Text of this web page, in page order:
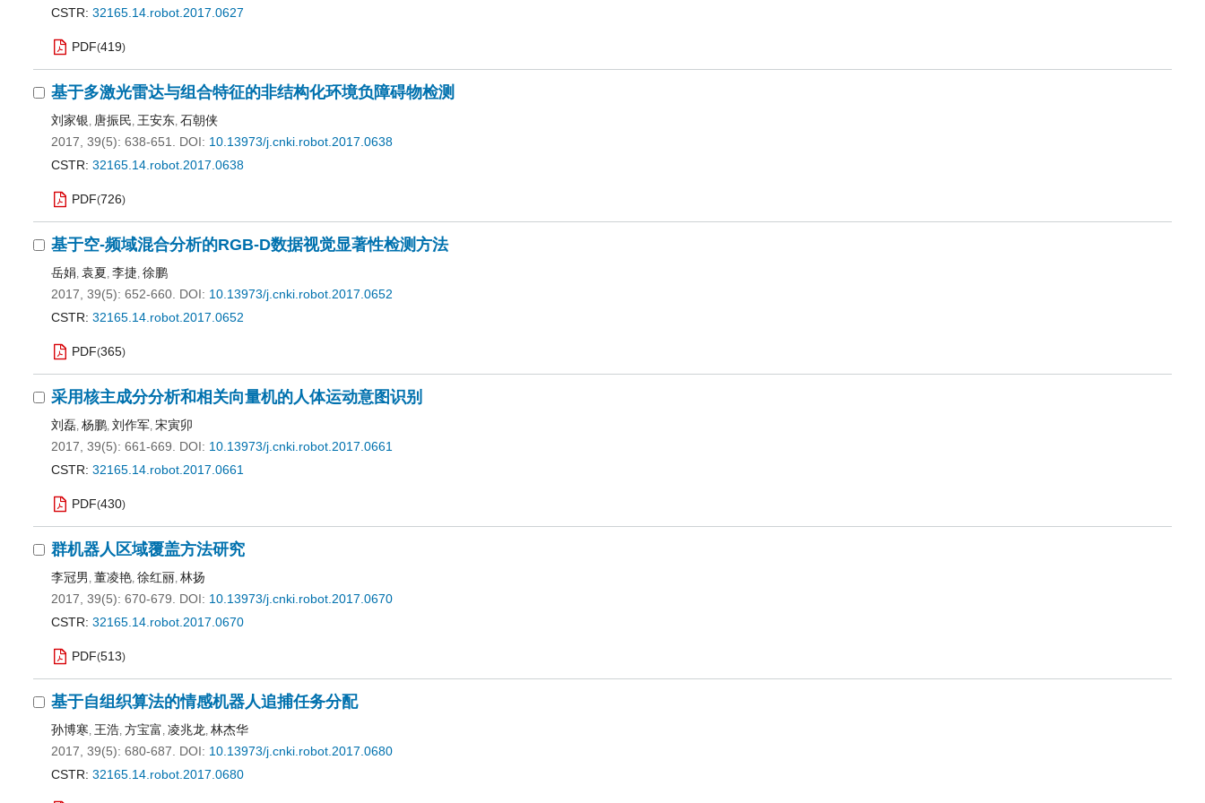
CSTR: 32165.14.robot.2017.0627
PDF(419)
基于多激光雷达与组合特征的非结构化环境负障碍物检测
刘家银, 唐振民, 王安东, 石朝侠
2017, 39(5): 638-651.
DOI: 10.13973/j.cnki.robot.2017.0638
CSTR: 32165.14.robot.2017.0638
PDF(726)
基于空-频域混合分析的RGB-D数据视觉显著性检测方法
岳娟, 袁夏, 李捷, 徐鹏
2017, 39(5): 652-660. DOI: 10.13973/j.cnki.robot.2017.0652
CSTR: 32165.14.robot.2017.0652
PDF(365)
采用核主成分分析和相关向量机的人体运动意图识别
刘磊, 杨鹏, 刘作军, 宋寅卯
2017, 39(5): 661-669.
DOI: 10.13973/j.cnki.robot.2017.0661
CSTR: 32165.14.robot.2017.0661
PDF(430)
群机器人区域覆盖方法研究
李冠男 , 董凌艳, 徐红丽, 林扬
2017, 39(5): 670-679.
DOI: 10.13973/j.cnki.robot.2017.0670
CSTR: 32165.14.robot.2017.0670
PDF(513)
基于自组织算法的情感机器人追捕任务分配
孙博寒, 王浩, 方宝富, 凌兆龙, 林杰华
2017, 39(5): 680-687.
DOI: 10.13973/j.cnki.robot.2017.0680
CSTR: 32165.14.robot.2017.0680